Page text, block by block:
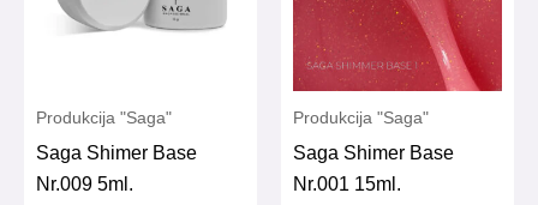
Produkcija "Saga"
Saga Shimer Base
Nr.009 5ml.
Produkcija "Saga"
Saga Shimer Base
Nr.001 15ml.